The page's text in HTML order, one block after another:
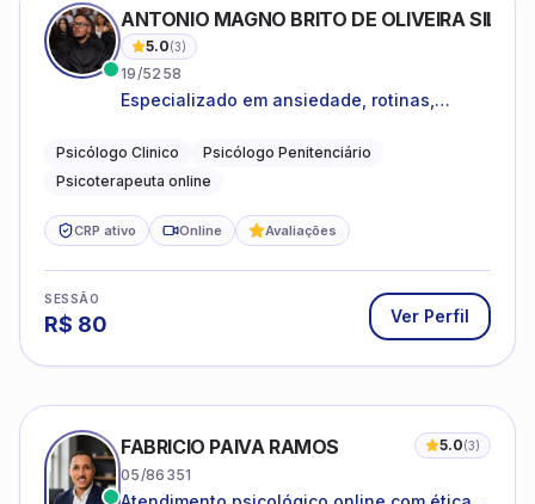
ANTONIO MAGNO BRITO DE OLIVEIRA SILVA
5.0(3)
19/5258
Especializado em ansiedade, rotinas,
familiares e questões comportamentais.
Psicólogo Clinico
Psicólogo Penitenciário
Psicoterapeuta online
CRP ativo Online Avaliações
SESSÃO
R$ 80 Ver Perfil
FABRICIO PAIVA RAMOS 5.0(3)
05/86351